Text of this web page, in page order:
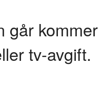
går
tv-avgift.